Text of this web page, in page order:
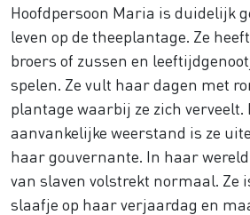
Hoofdpersoon Maria is duidelijk
leven op de theeplantage. Ze
broers of zussen en
spelen. Ze vult haar dagen met
plantage waarbij ze zich
aanvankelijke weerstand is ze
haar gouvernante. In haar
van slaven volstrekt normaal. Ze
slaafje op haar verjaardag en